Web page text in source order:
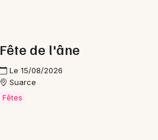
Fête de l'âne
Le 15/08/2026
Suarce
Fêtes